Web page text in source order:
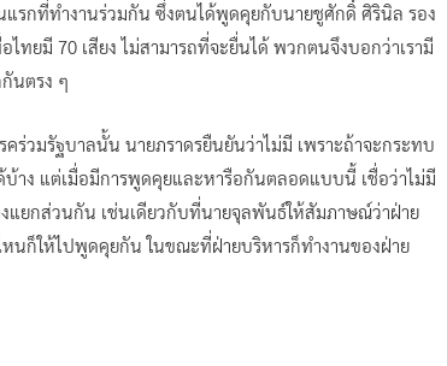
รกที่ทำงานร่วมกัน ซึ่งตนได้พูดคุยกับนายชูศักดิ์ ศิรินิล รอง
ยมี 70 เสียง ไม่สามารถที่จะยื่นได้ พวกตนจึงบอกว่าเรามี
นตรง ๆ
วมรัฐบาลนั้น นายภราดรยืนยันว่าไม่มี เพราะถ้าจะกระทบ
าง แต่เมื่อมีการพูดคุยและหารือกันตลอดแบบนี้ เชื่อว่าไม่มี
ยกส่วนกัน เช่นเดียวกับที่นายจุลพันธ์ให้สัมภาษณ์ว่าฝ่าย
นก็ให้ไปพูดคุยกัน ในขณะที่ฝ่ายบริหารก็ทำงานของฝ่าย